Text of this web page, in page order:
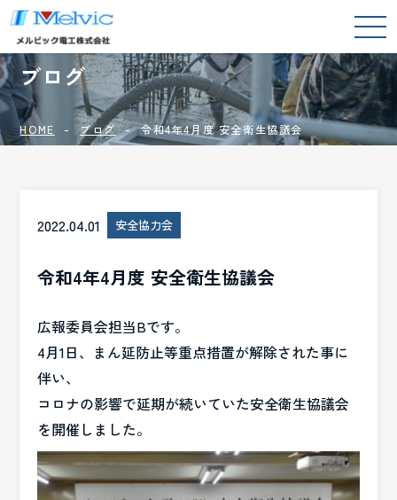
BLOG
ブログ
HOME ブログ 令和4年4月度 安全衛生協議会
2022.04.01 安全協力会
令和4年4月度 安全衛生協議会
広報委員会担当Bです。
4月1日、まん延防止等重点措置が解除された事に
伴い、
コロナの影響で延期が続いていた安全衛生協議会
を開催しました。